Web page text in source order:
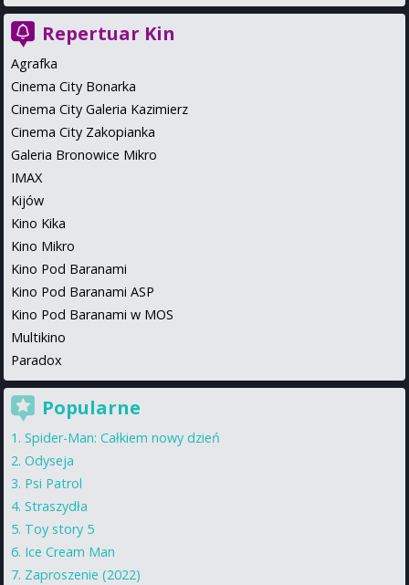
Repertuar Kin
Agrafka
Cinema City Bonarka
Cinema City Galeria Kazimierz
Cinema City Zakopianka
Galeria Bronowice Mikro
IMAX
Kijów
Kino Kika
Kino Mikro
Kino Pod Baranami
Kino Pod Baranami ASP
Kino Pod Baranami w MOS
Multikino
Paradox
Popularne
Spider-Man: Całkiem nowy dzień
Odyseja
Psi Patrol
Straszydła
Toy story 5
Ice Cream Man
Zaproszenie (2022)